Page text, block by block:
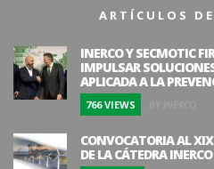
ARTÍCULOS
INERCO Y SECMOTIC
IMPULSAR
APLICADA A LA
766 VIEWS BY INERCO
CONVOCATORIA AL
DE LA CÁTEDRA